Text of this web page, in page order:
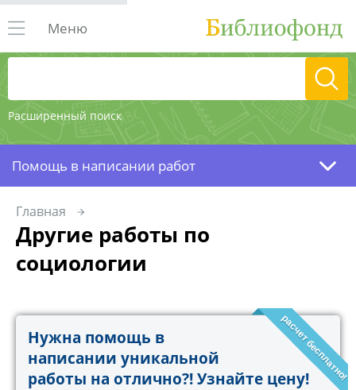
Расширенный поиск
Меню
Помощь в написании работ
Главная
Другие работы по
социологии
расчет бесплатно!
Нужна помощь в
написании уникальной
работы на отлично?! Узнайте цену!